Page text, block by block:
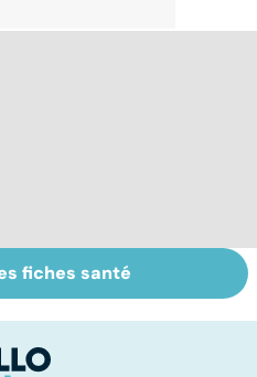
Mélanome : le
plus redouté des
peau
fiches santé